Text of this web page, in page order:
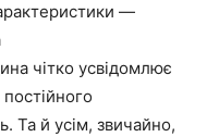
—
чітко усвідомлює
Та й усім, звичайно,